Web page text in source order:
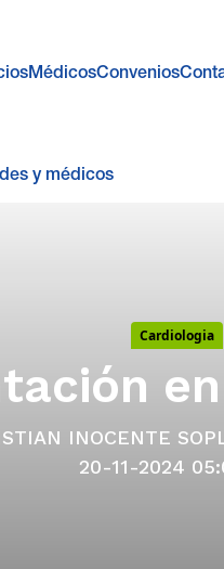
MédicosConvenios
y médicos
Cardiologia
INOCENTE
20-11-2024